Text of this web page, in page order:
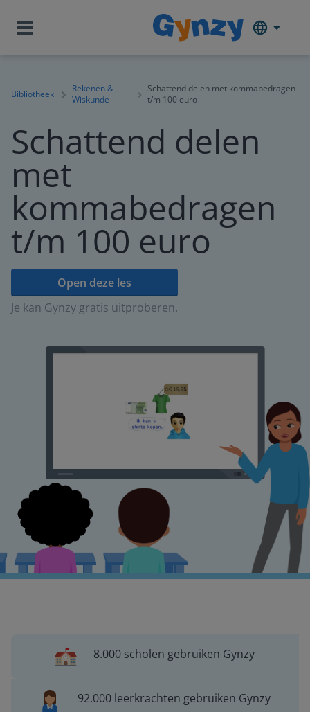
Bibliotheek
Rekenen &
Wiskunde
Schattend delen met kommabedragen
t/m 100 euro
Schattend delen
met
kommabedragen
t/m 100 euro
Open deze les
Je kan Gynzy gratis uitproberen.
8.000 scholen gebruiken Gynzy
92.000 leerkrachten gebruiken Gynzy